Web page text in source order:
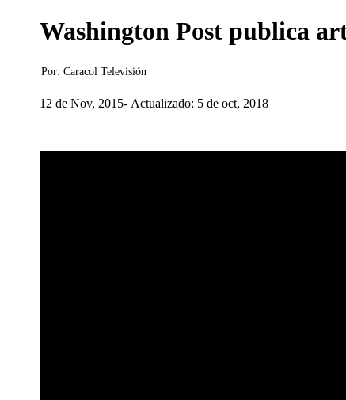
Washington Post publica
Por: Caracol Televisión
12 de Nov, 2015 Actualizado: 5 de oct, 2018